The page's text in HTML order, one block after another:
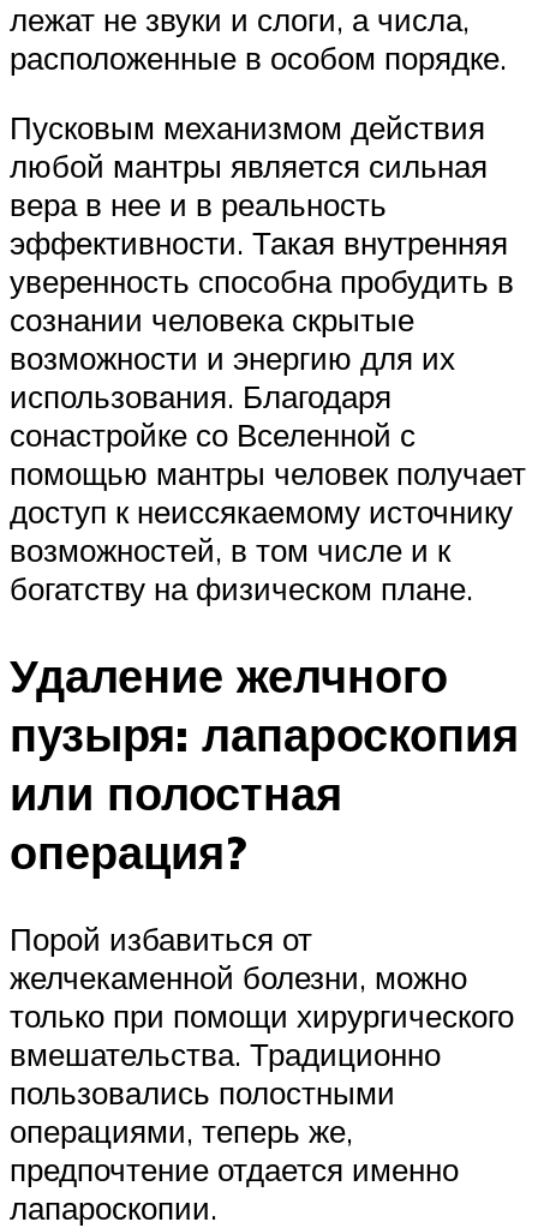
лежат не звуки и слоги, а числа,
расположенные в особом порядке.
Пусковым механизмом действия
любой мантры является сильная
вера в нее и в реальность
эффективности. Такая внутренняя
уверенность способна пробудить в
сознании человека скрытые
возможности и энергию для их
использования. Благодаря
сонастройке со Вселенной с
помощью мантры человек получает
доступ к неиссякаемому источнику
возможностей, в том числе и к
богатству на физическом плане.
Удаление желчного
пузыря: лапароскопия
или полостная
операция?
Порой избавиться от
желчекаменной болезни, можно
только при помощи хирургического
вмешательства. Традиционно
пользовались полостными
операциями, теперь же,
предпочтение отдается именно
лапароскопии.